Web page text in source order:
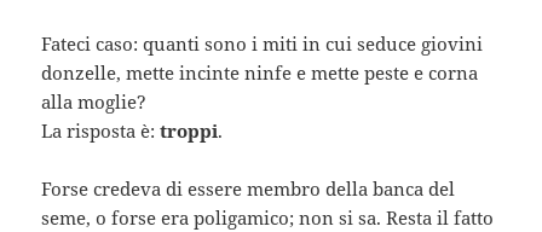
Fateci caso: quanti sono i miti in cui seduce giovini
donzelle, mette incinte ninfe e mette peste e corna
alla moglie?
La risposta è:troppi.
Forse credeva di essere membro della banca del
seme, o forse era poligamico; non si sa. Resta il fatto